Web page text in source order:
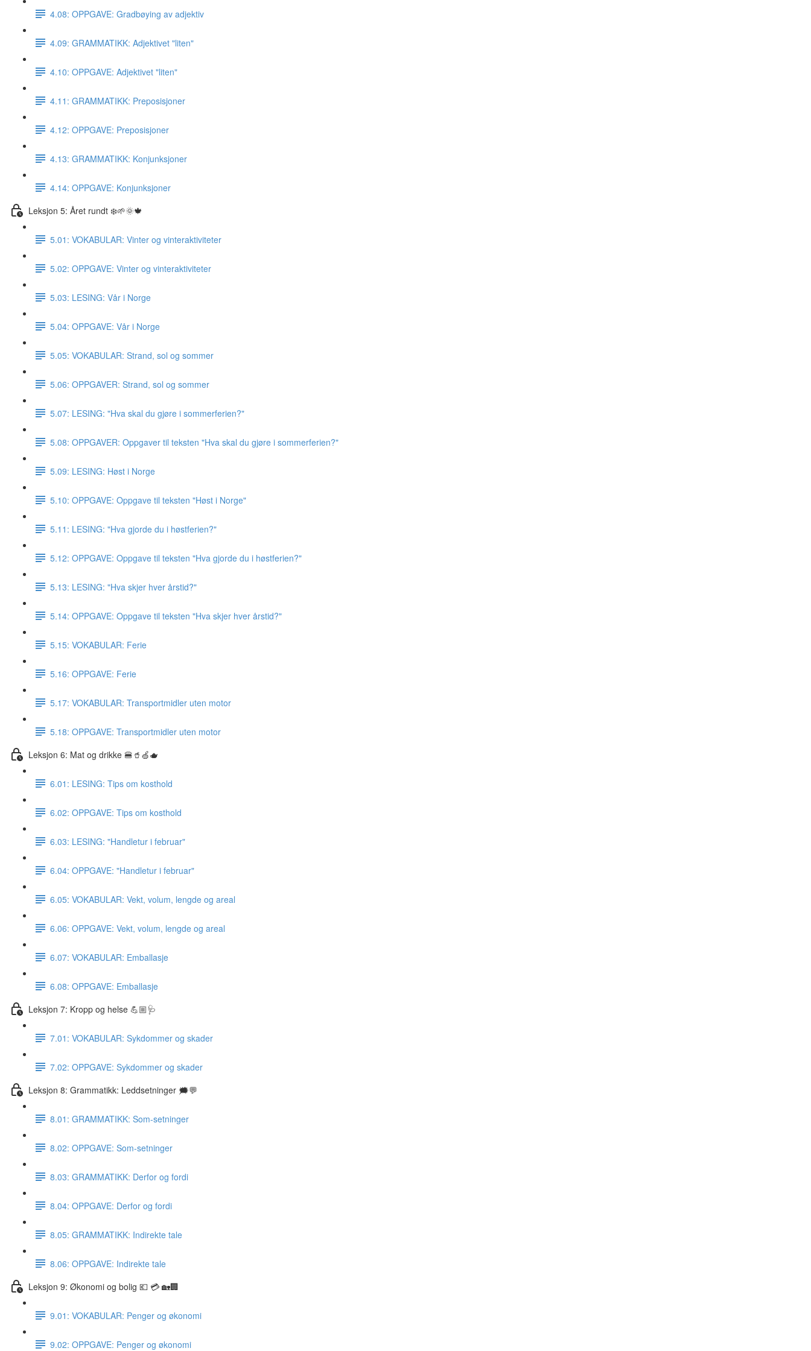
4.08: OPPGAVE: Gradbøying av adjektiv
4.09: GRAMMATIKK: Adjektivet "liten"
4.10: OPPGAVE: Adjektivet "liten"
4.11: GRAMMATIKK: Preposisjoner
4.12: OPPGAVE: Preposisjoner
4.13: GRAMMATIKK: Konjunksjoner
4.14: OPPGAVE: Konjunksjoner
Leksjon 5: Året rundt ❄️🌱🌞🍁
5.01: VOKABULAR: Vinter og vinteraktiviteter
5.02: OPPGAVE: Vinter og vinteraktiviteter
5.03: LESING: Vår i Norge
5.04: OPPGAVE: Vår i Norge
5.05: VOKABULAR: Strand, sol og sommer
5.06: OPPGAVER: Strand, sol og sommer
5.07: LESING: "Hva skal du gjøre i sommerferien?"
5.08: OPPGAVER: Oppgaver til teksten "Hva skal du gjøre i sommerferien?"
5.09: LESING: Høst i Norge
5.10: OPPGAVE: Oppgave til teksten "Høst i Norge"
5.11: LESING: "Hva gjorde du i høstferien?"
5.12: OPPGAVE: Oppgave til teksten "Hva gjorde du i høstferien?"
5.13: LESING: "Hva skjer hver årstid?"
5.14: OPPGAVE: Oppgave til teksten "Hva skjer hver årstid?"
5.15: VOKABULAR: Ferie
5.16: OPPGAVE: Ferie
5.17: VOKABULAR: Transportmidler uten motor
5.18: OPPGAVE: Transportmidler uten motor
Leksjon 6: Mat og drikke 🍔🥤🍏🫖
6.01: LESING: Tips om kosthold
6.02: OPPGAVE: Tips om kosthold
6.03: LESING: "Handletur i februar"
6.04: OPPGAVE: "Handletur i februar"
6.05: VOKABULAR: Vekt, volum, lengde og areal
6.06: OPPGAVE: Vekt, volum, lengde og areal
6.07: VOKABULAR: Emballasje
6.08: OPPGAVE: Emballasje
Leksjon 7: Kropp og helse 💪🏼🩺
7.01: VOKABULAR: Sykdommer og skader
7.02: OPPGAVE: Sykdommer og skader
Leksjon 8: Grammatikk: Leddsetninger 🗯💬
8.01: GRAMMATIKK: Som-setninger
8.02: OPPGAVE: Som-setninger
8.03: GRAMMATIKK: Derfor og fordi
8.04: OPPGAVE: Derfor og fordi
8.05: GRAMMATIKK: Indirekte tale
8.06: OPPGAVE: Indirekte tale
Leksjon 9: Økonomi og bolig 💶 💳 🏡🏢
9.01: VOKABULAR: Penger og økonomi
9.02: OPPGAVE: Penger og økonomi